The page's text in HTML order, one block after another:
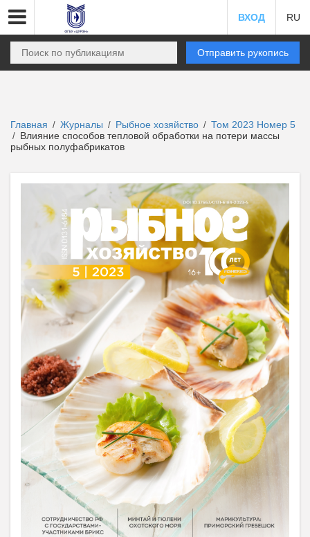
ВХОД RU
Отправить рукопись
Главная / Журналы / Рыбное хозяйство / Том 2023 Номер 5
/ Влияние способов тепловой обработки на потери массы
рыбных полуфабрикатов